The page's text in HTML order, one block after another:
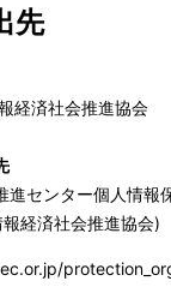
先
経済社会推進協会
進センター個人情報
経済社会推進協会)